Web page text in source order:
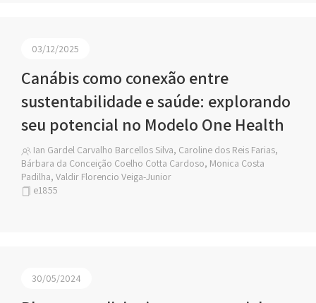
03/12/2025
Canábis como conexão entre
sustentabilidade e saúde: explorando
seu potencial no Modelo One Health
Ian Gardel Carvalho Barcellos Silva, Caroline dos Reis Farias,
Bárbara da Conceição Coelho Cotta Cardoso, Monica Costa
Padilha, Valdir Florencio Veiga-Junior
e1855
30/05/2024